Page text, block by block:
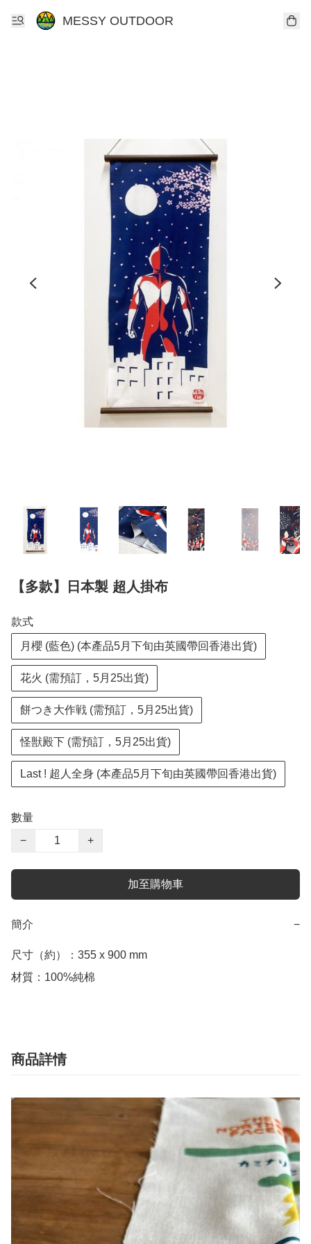
MESSY OUTDOOR
【多款】日本製 超人掛布
款式
月櫻 (藍色) (本產品5月下旬由英國帶回香港出貨)
花火 (需預訂，5月25出貨)
餅つき大作戦 (需預訂，5月25出貨)
怪獣殿下 (需預訂，5月25出貨)
Last ! 超人全身 (本產品5月下旬由英國帶回香港出貨)
數量
−
+
加至購物車
簡介 −
尺寸（約）：355 x 900 mm
材質：100%純棉
商品詳情